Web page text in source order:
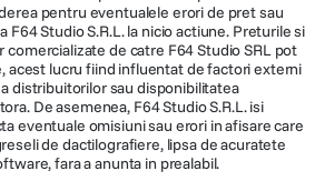
pentru eventualele erori de pret sau
F64 Studio S.R.L. la nicio actiune. Preturile si
de catre F64 Studio SRL pot
acest lucru fiind influentat de factori externi
distribuitorilor sau disponibilitatea
De asemenea, F64 Studio S.R.L. isi
eventuale omisiuni sau erori in afisare care
de dactilografiere, lipsa de acuratete
fara a anunta in prealabil.